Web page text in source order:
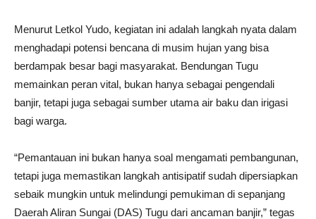
Menurut Letkol Yudo, kegiatan ini adalah langkah nyata dalam
menghadapi potensi bencana di musim hujan yang bisa
berdampak besar bagi masyarakat. Bendungan Tugu
memainkan peran vital, bukan hanya sebagai pengendali
banjir, tetapi juga sebagai sumber utama air baku dan irigasi
bagi warga.
“Pemantauan ini bukan hanya soal mengamati pembangunan,
tetapi juga memastikan langkah antisipatif sudah dipersiapkan
sebaik mungkin untuk melindungi pemukiman di sepanjang
Daerah Aliran Sungai (DAS) Tugu dari ancaman banjir,” tegas